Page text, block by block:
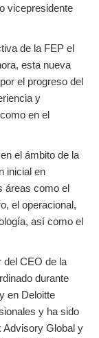
vicepresidente
de la FEP el
esta nueva
el progreso del
y
en el
el ámbito de la
inicial en
áreas como el
el operacional,
así como el
del CEO de la
durante
en Deloitte
y ha sido
Advisory Global y